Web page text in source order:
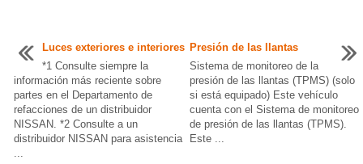
Luces exteriores e interiores
*1 Consulte siempre la
información más reciente sobre
partes en el Departamento de
refacciones de un distribuidor
NISSAN. *2 Consulte a un
distribuidor NISSAN para asistencia
...
Presión de las llantas
Sistema de monitoreo de la
presión de las llantas (TPMS) (solo
si está equipado) Este vehículo
cuenta con el Sistema de monitoreo
de presión de las llantas (TPMS).
Este ...